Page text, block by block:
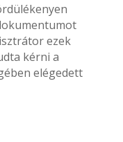
ezek
kérni a
elégedett